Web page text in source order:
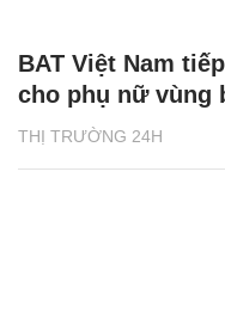
THỊ TRƯỜNG 24H
BAT Việt Nam
cho phụ nữ vùng